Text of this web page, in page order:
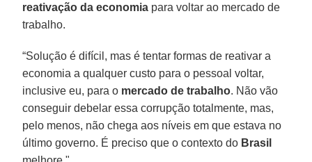
reativação da economia para voltar ao mercado de
trabalho.
“Solução é difícil, mas é tentar formas de reativar a
economia a qualquer custo para o pessoal voltar,
inclusive eu, para o mercado de trabalho. Não vão
conseguir debelar essa corrupção totalmente, mas,
pelo menos, não chega aos níveis em que estava no
último governo. É preciso que o contexto do Brasil